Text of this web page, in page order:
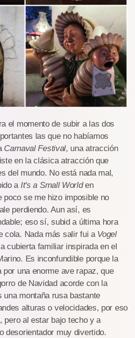
el momento de subir a las dos
las que no habíamos
Carnaval Festival, una atracción
en la clásica atracción que
del mundo. No está nada mal,
a It's a Small Worlden
poco se me hizo imposible no
perdiendo. Aun así, es
eso sí, subid a última hora
cola. Nada más salir fui a Vogel
cubierta familiar inspirada en el
Es inconfundible porque la
por una enorme ave rapaz, que
de Navidad acorde con la
una montaña rusa bastante
alturas o velocidades, por eso
pero al estar bajo techo y a
desorientador muy divertido.